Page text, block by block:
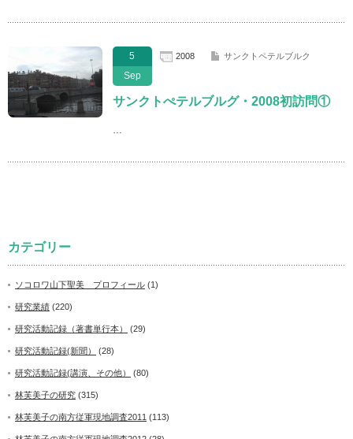
5
Sep
2008 サンクトペテルブルク
サンクトぺテルブルグ・2008初訪問①
…
カテゴリー
ソコロワ山下聖美 プロフィール (1)
研究業績 (220)
研究活動記録（著書単行本） (29)
研究活動記録(新聞） (28)
研究活動記録(講演、その他） (80)
林芙美子の研究 (315)
林芙美子の南方従軍現地調査2011 (113)